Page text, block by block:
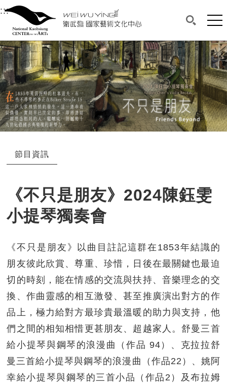
衛武營國家藝術文化中心
中央內容區塊，為本頁主要內容區。
:::選單連結區塊，此區塊列有本網站主要連結。
衛武營國家藝術文化中心
搜尋(開
網
:::中央內容區塊，為本頁主要內容區。
節目資訊
《不只是朋友》2024陳鈺雯
小提琴獨奏會
《不只是朋友》以曲目註記這群在1853年結識的
朋友彼此欣賞、尊重、珍惜，日後在最關鍵也最迫
切的時刻，能在情感的交流與扶持、音樂理念的交
換、作曲靈感的相互激發、甚至推廣演出對方的作
品上，極力給對方最珍貴最溫暖的助力與支持，他
們之間的相知相惜更甚朋友、超越家人。舒曼三首
給小提琴與鋼琴的浪漫曲（作品 94）、克拉拉舒
曼三首給小提琴與鋼琴的浪漫曲（作品22）、姚阿
幸給小提琴與鋼琴的三首小品（作品2）及布拉姆